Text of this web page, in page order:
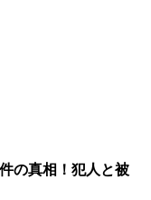
の真相！犯人と被